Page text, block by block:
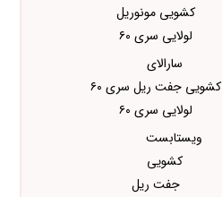
کشویی مونوریل
لولایی سری ۶۰
سارالای
کشویی جفت ریل سری ۶۰
لولایی سری ۶۰
ویستابست
کشویی
جفت ریل